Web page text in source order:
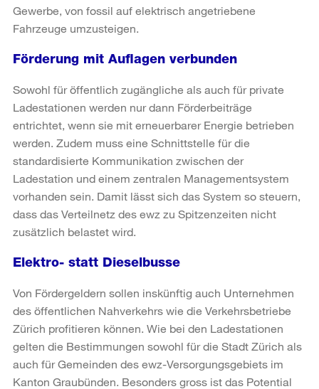
Gewerbe, von fossil auf elektrisch angetriebene
Fahrzeuge umzusteigen.
Förderung mit Auflagen verbunden
Sowohl für öffentlich zugängliche als auch für private
Ladestationen werden nur dann Förderbeiträge
entrichtet, wenn sie mit erneuerbarer Energie betrieben
werden. Zudem muss eine Schnittstelle für die
standardisierte Kommunikation zwischen der
Ladestation und einem zentralen Managementsystem
vorhanden sein. Damit lässt sich das System so steuern,
dass das Verteilnetz des ewz zu Spitzenzeiten nicht
zusätzlich belastet wird.
Elektro- statt Dieselbusse
Von Fördergeldern sollen inskünftig auch Unternehmen
des öffentlichen Nahverkehrs wie die Verkehrsbetriebe
Zürich profitieren können. Wie bei den Ladestationen
gelten die Bestimmungen sowohl für die Stadt Zürich als
auch für Gemeinden des ewz-Versorgungsgebiets im
Kanton Graubünden. Besonders gross ist das Potential